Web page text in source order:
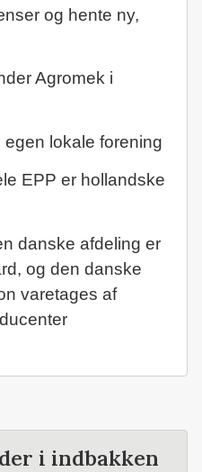
og hente ny,
Agromek i
lokale forening
EPP er hollandske
danske afdeling er
og den danske
varetages af
i indbakken